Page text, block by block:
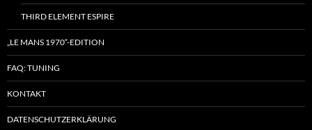
THIRD ELEMENT ESPIRE
„LE MANS 1970“-EDITION
FAQ: TUNING
KONTAKT
DATENSCHUTZERKLÄRUNG